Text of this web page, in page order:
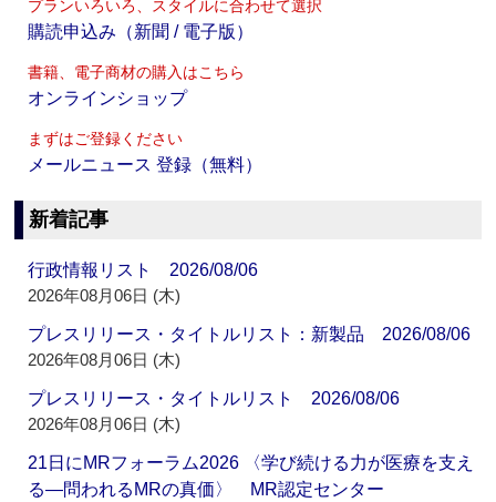
プランいろいろ、スタイルに合わせて選択
購読申込み（新聞 / 電子版）
書籍、電子商材の購入はこちら
オンラインショップ
まずはご登録ください
メールニュース 登録（無料）
新着記事
行政情報リスト 2026/08/06
2026年08月06日 (木)
プレスリリース・タイトルリスト：新製品 2026/08/06
2026年08月06日 (木)
プレスリリース・タイトルリスト 2026/08/06
2026年08月06日 (木)
21日にMRフォーラム2026 〈学び続ける力が医療を支え
る―問われるMRの真価〉 MR認定センター